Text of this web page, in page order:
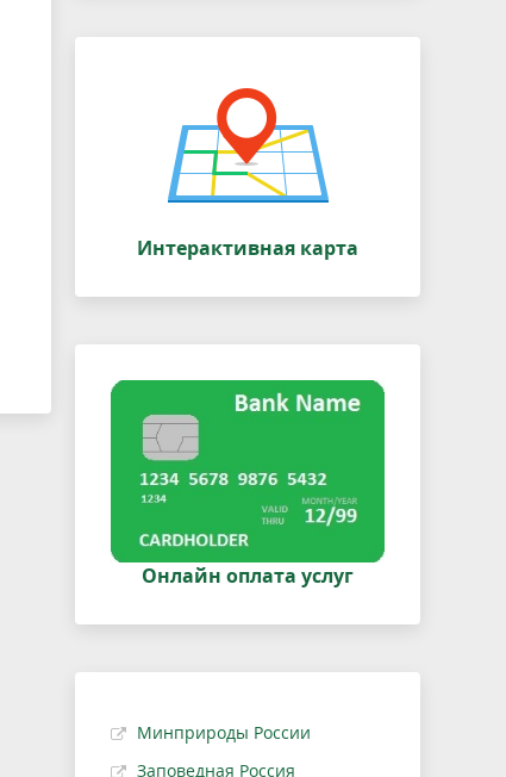
Интерактивная карта
Онлайн оплата услуг
Минприроды России
Заповедная Россия